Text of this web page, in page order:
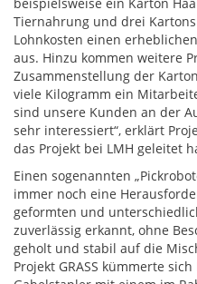
Tiernahrung und drei
Lohnkosten einen
aus. Hinzu kommen weitere
Zusammenstellung der
viele Kilogramm ein
sind unsere Kunden an der
sehr interessiert“, erklärt
das Projekt bei LMH geleitet
Einen sogenannten
immer noch eine
geformten und
zuverlässig erkannt, ohne
geholt und stabil auf die
Projekt GRASS kümmerte